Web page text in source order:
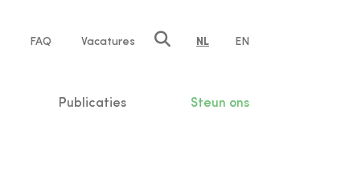
FAQ Vacatures NL EN
Publicaties Steun ons